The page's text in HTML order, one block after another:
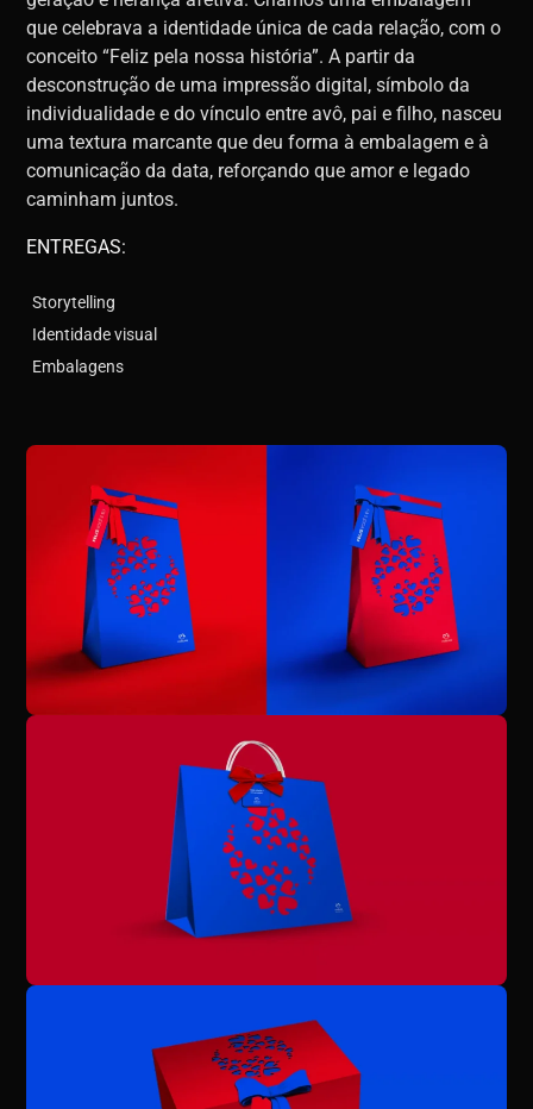
que celebrava a identidade única de cada relação, com o
conceito “Feliz pela nossa história”. A partir da
desconstrução de uma impressão digital, símbolo da
individualidade e do vínculo entre avô, pai e filho, nasceu
uma textura marcante que deu forma à embalagem e à
comunicação da data, reforçando que amor e legado
caminham juntos.
ENTREGAS:
Storytelling
Identidade visual
Embalagens